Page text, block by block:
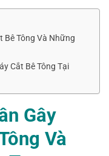
Bê Tông Và Những
Cắt Bê Tông Tại
Gây
Và